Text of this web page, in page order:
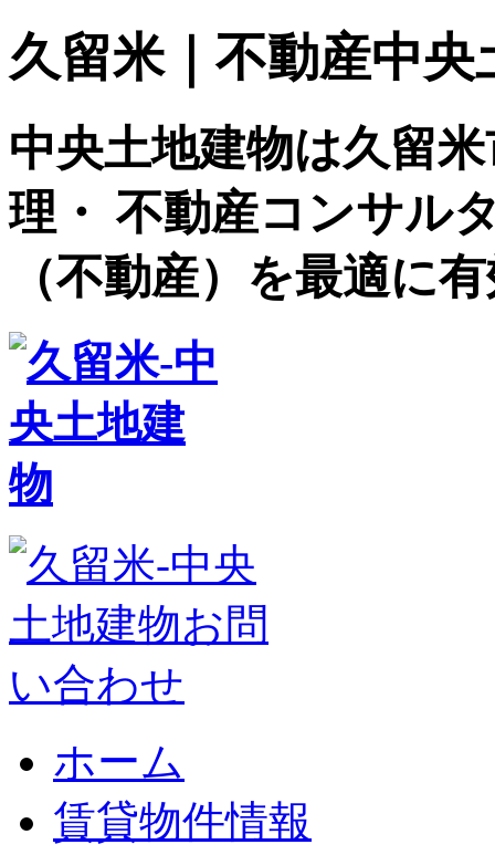
久留米｜不動産中
中央土地建物は久留
理・ 不動産コンサル
（不動産）を最適に
ホーム
賃貸物件情報